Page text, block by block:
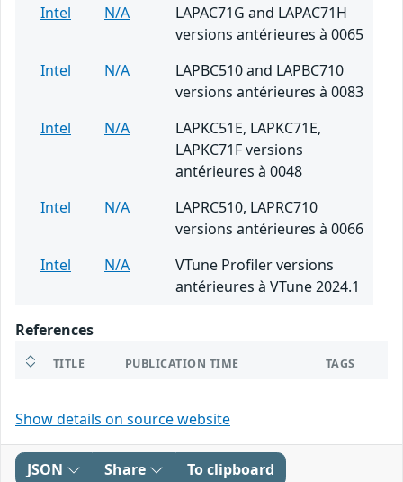
Intel N/A
LAPAC71G and LAPAC71H
versions antérieures à 0065
Intel
N/A
LAPBC510 and LAPBC710
versions antérieures à 0083
Intel
N/A
LAPKC51E, LAPKC71E,
LAPKC71F versions
antérieures à 0048
Intel
N/A
LAPRC510, LAPRC710
versions antérieures à 0066
Intel
N/A
VTune Profiler versions
antérieures à VTune 2024.1
References
TITLE PUBLICATION TIME TAGS
Show details on source website
JSON Share To clipboard